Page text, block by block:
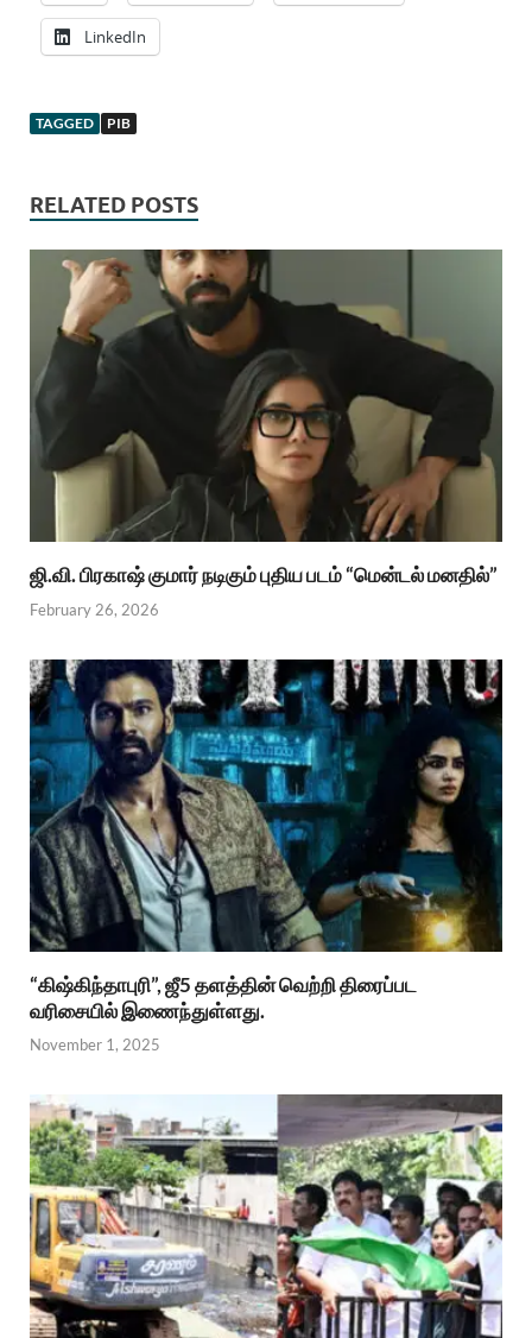
LinkedIn
TAGGED PIB
RELATED POSTS
ஜி.வி. பிரகாஷ் குமார் நடிகும் புதிய படம் “மென்டல் மனதில்”
February 26, 2026
“கிஷ்கிந்தாபுரி”, ஜீ5 தளத்தின் வெற்றி திரைப்பட
வரிசையில் இணைந்துள்ளது.
November 1, 2025